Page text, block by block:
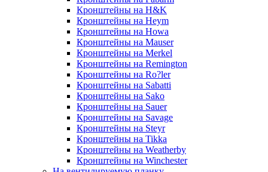
Кронштейны на H&K
Кронштейны на Heym
Кронштейны на Howa
Кронштейны на Mauser
Кронштейны на Merkel
Кронштейны на Remington
Кронштейны на Ro?ler
Кронштейны на Sabatti
Кронштейны на Sako
Кронштейны на Sauer
Кронштейны на Savage
Кронштейны на Steyr
Кронштейны на Tikka
Кронштейны на Weatherby
Кронштейны на Winchester